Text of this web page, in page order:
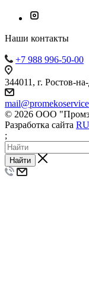
Наши контакты
+7 988 996-50-00
344011, г. Ростов-
© 2026 ООО
Разработка сайта
;
Найти